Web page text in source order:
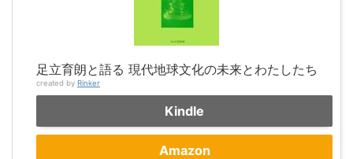
足立育朗と語る 現代地球文化の未来とわたしたち
created by Rinker
Kindle
Amazon